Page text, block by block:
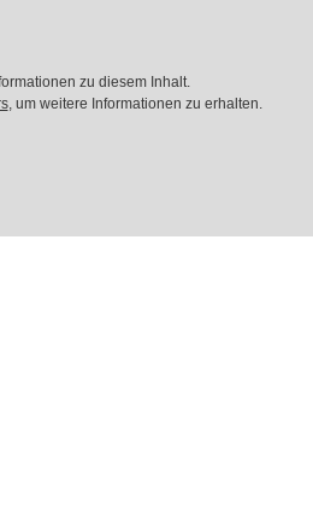
zu diesem Inhalt.
, um weitere Informationen zu erhalten.